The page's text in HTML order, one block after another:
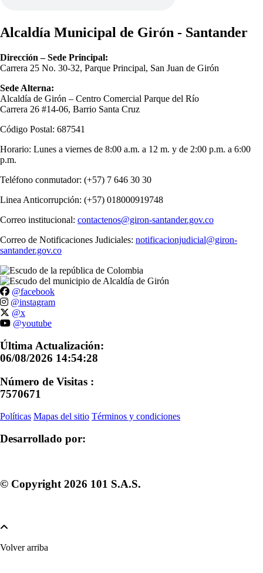
Alcaldía Municipal de Girón - Santander
Dirección – Sede Principal:
Carrera 25 No. 30-32, Parque Principal, San Juan de Girón
Sede Alterna:
Alcaldía de Girón – Centro Comercial Parque del Río
Carrera 26 #14-06, Barrio Santa Cruz
Código Postal: 687541
Horario: Lunes a viernes de 8:00 a.m. a 12 m. y de 2:00 p.m. a 6:00
p.m.
Teléfono conmutador: (+57) 7 646 30 30
Linea Anticorrupción: (+57) 018000919748
Correo institucional: contactenos@giron-santander.gov.co
Correo de Notificaciones Judiciales: notificacionjudicial@giron-
santander.gov.co
@facebook
@instagram
@x
@youtube
Última Actualización:
06/08/2026 14:54:28
Número de Visitas :
7570671
Políticas Mapas del sitio Términos y condiciones
Desarrollado por:
© Copyright 2026 101 S.A.S.
Volver arriba